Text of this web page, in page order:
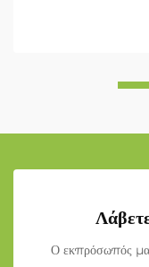
Ο εκπρόσωπός